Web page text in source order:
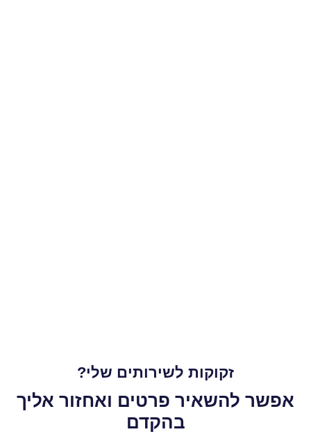
זקוקות לשירותים שלי?
אפשר להשאיר פרטים ואחזור אליך
בהקדם